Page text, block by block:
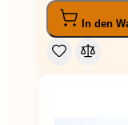
In den